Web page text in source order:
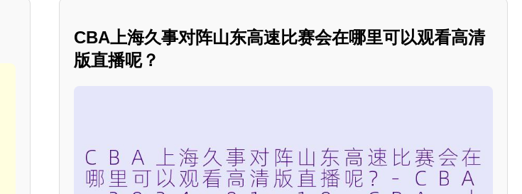
CBA上海久事对阵山东高速比赛会在哪里可以观看高清
版直播呢？